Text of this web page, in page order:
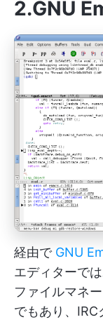
2.GNU
経由で GNU
エディターで
ファイルマネ
でもあり、